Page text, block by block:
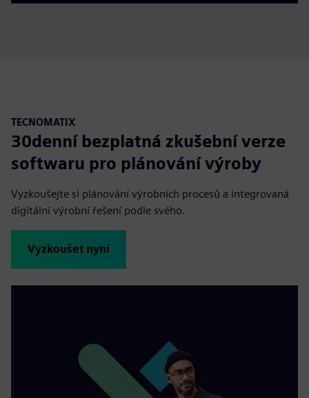
TECNOMATIX
30denní bezplatná zkušební verze
softwaru pro plánování výroby
Vyzkoušejte si plánování výrobních procesů a integrovaná
digitální výrobní řešení podle svého.
Vyzkoušet nyní